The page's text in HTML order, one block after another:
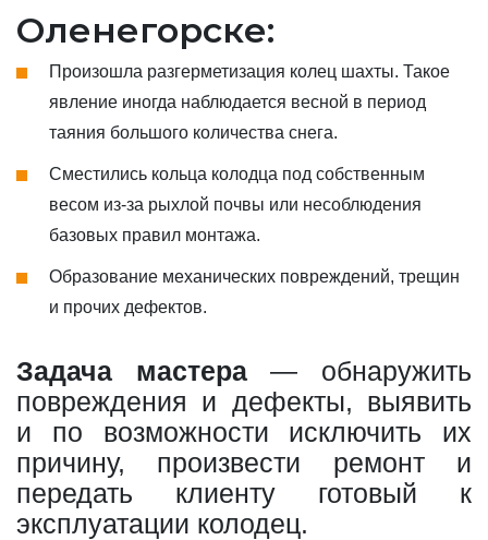
Оленегорске:
Произошла разгерметизация колец шахты. Такое
явление иногда наблюдается весной в период
таяния большого количества снега.
Сместились кольца колодца под собственным
весом из-за рыхлой почвы или несоблюдения
базовых правил монтажа.
Образование механических повреждений, трещин
и прочих дефектов.
Задача мастера— обнаружить
повреждения и дефекты, выявить
и по возможности исключить их
причину, произвести ремонт и
передать клиенту готовый к
эксплуатации колодец.